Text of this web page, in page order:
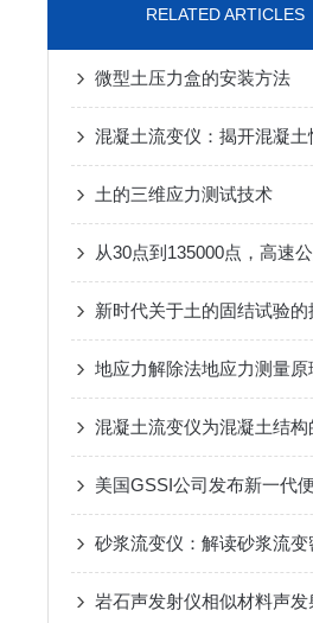
RELATED ARTICLES
微型土压力盒的安装方法
土的三维应力测试技术
新时代关于土的固结试验的
岩石声发射仪相似材料声发